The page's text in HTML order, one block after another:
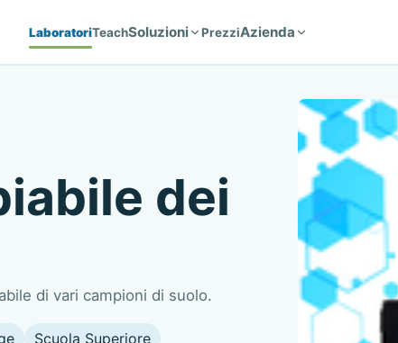
LaboratoriTeachSoluzioni PrezziAzienda
dei
di vari campioni di suolo.
Scuola Superiore